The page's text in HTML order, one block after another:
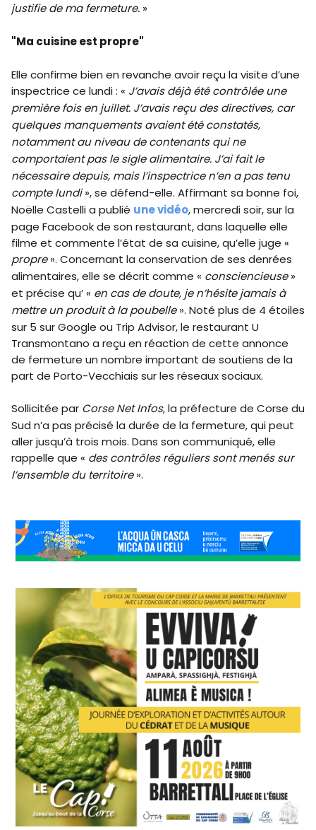
justifie de ma fermeture. »
"Ma cuisine est propre"
Elle confirme bien en revanche avoir reçu la visite d’une
inspectrice ce lundi : « J’avais déjà été contrôlée une
première fois en juillet. J’avais reçu des directives, car
quelques manquements avaient été constatés,
notamment au niveau de contenants qui ne
comportaient pas le sigle alimentaire. J’ai fait le
nécessaire depuis, mais l’inspectrice n’en a pas tenu
compte lundi», se défend-elle. Affirmant sa bonne foi,
Noëlle Castelli a publié une vidéo, mercredi soir, sur la
page Facebook de son restaurant, dans laquelle elle
filme et commente l’état de sa cuisine, qu’elle juge «
propre». Concernant la conservation de ses denrées
alimentaires, elle se décrit comme « consciencieuse»
et précise qu’ « en cas de doute, je n’hésite jamais à
mettre un produit à la poubelle». Noté plus de 4 étoiles
sur 5 sur Google ou Trip Advisor, le restaurant U
Transmontano a reçu en réaction de cette annonce
de fermeture un nombre important de soutiens de la
part de Porto-Vecchiais sur les réseaux sociaux.
Sollicitée par Corse Net Infos, la préfecture de Corse du
Sud n’a pas précisé la durée de la fermeture, qui peut
aller jusqu’à trois mois. Dans son communiqué, elle
rappelle que « des contrôles réguliers sont menés sur
l’ensemble du territoire».